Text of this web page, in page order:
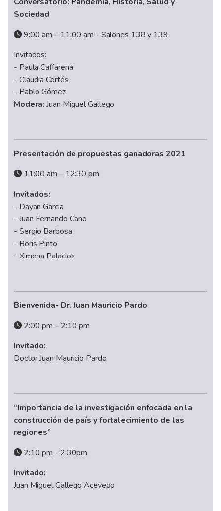
Conversatorio: Pandemia, Historia, Salud y
Sociedad
9:00 am – 11:00 am - Salones 138 y 139
Invitados:
- Paula Caffarena
- Claudia Cortés
- Pablo Gómez
Modera: Juan Miguel Gallego
Presentación de propuestas ganadoras 2021
11:00 am – 12:30 pm
Invitados:
- Dayan Garcia
- Juan Fernando Cano
- Sergio Barbosa
- Boris Pinto
- Ximena Palacios
Bienvenida- Dr. Juan Mauricio Pardo
2:00 pm – 2:10 pm
Invitado:
Doctor Juan Mauricio Pardo
“Importancia de la investigación enfocada en la
construcción de país y fortalecimiento de las
regiones”
2:10 pm - 2:30pm
Invitado:
Juan Miguel Gallego Acevedo